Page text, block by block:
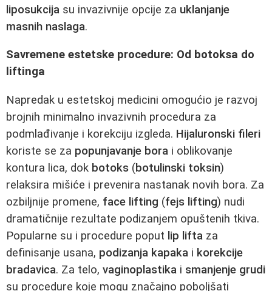
liposukcija su invazivnije opcije za uklanjanje
masnih naslaga.
Savremene estetske procedure: Od botoksa do
liftinga
Napredak u estetskoj medicini omogućio je razvoj
brojnih minimalno invazivnih procedura za
podmlađivanje i korekciju izgleda. Hijaluronski fileri
koriste se za popunjavanje bora i oblikovanje
kontura lica, dok botoks (botulinski toksin)
relaksira mišiće i prevenira nastanak novih bora. Za
ozbiljnije promene, face lifting (fejs lifting) nudi
dramatičnije rezultate podizanjem opuštenih tkiva.
Popularne su i procedure poput lip lifta za
definisanje usana, podizanja kapaka i korekcije
bradavica. Za telo, vaginoplastika i smanjenje grudi
su procedure koje mogu značajno poboljšati